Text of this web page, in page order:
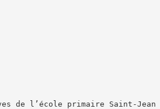
de l’école primaire Saint-